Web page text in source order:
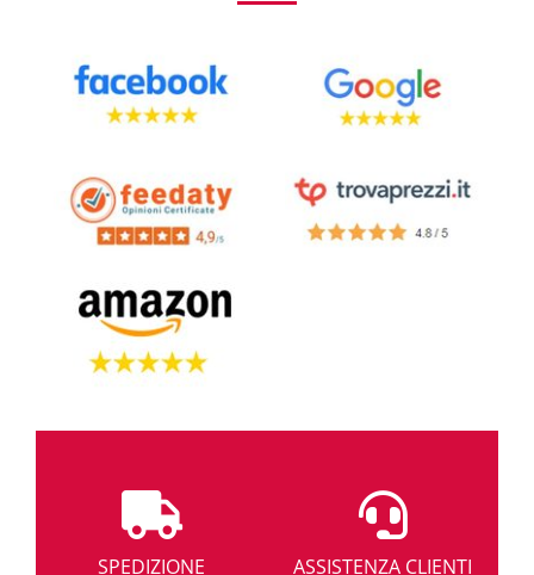
assolutemnte privi di un'unità esterna. Sullo stile del leggendario
condizionatore Pinguino, DemShop propone mini dispositivi portatili
molto silenziosi e apprezzabili per il rapporto prestazioni di
riscaldamento.
E già perchè non esiste solo la differenza tra condizionatori che
rinfrescano l'aria e climatizzatori in grado anche di deumidificarla, ma
anche dispositivi che, dotati di pompa di calore, possono aiutare, nei mesi
Con un'unico condizionatore quindi, si potrà raggiungere sempre quello
standard termico desiderato, tanto in estate, quanto in inverno. Anche i
piccoli condizionatori trasportabili da un ambiente ad un altro di casa (non
fissi) possono avere questa funzione ed essere utilizzati anche per
quindi consentire il posizionamento del tubo discarico d'aria
l'esterno della casa o dell'ufficio.
E già perchè, considerata la potenza di alcuni impianti in vendita, su
SPEDIZIONE
ASSISTENZA CLIENTI